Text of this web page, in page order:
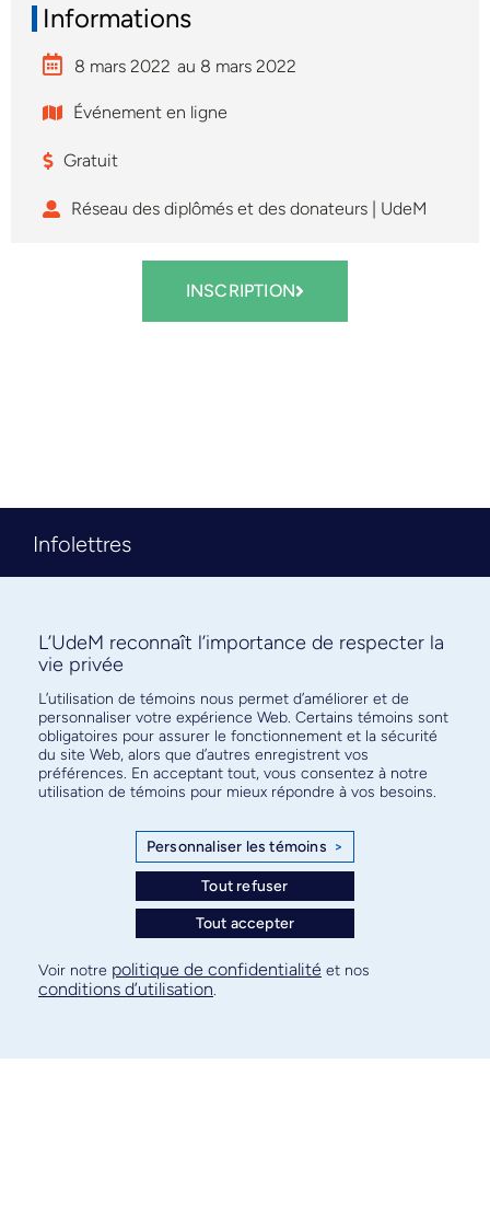
Informations
8 mars 2022 au 8 mars 2022
Événement en ligne
Gratuit
Réseau des diplômés et des donateurs | UdeM
INSCRIPTION
Infolettres
Prix & Distinctions
Nous joindre
English
Abonnez-vous à notre infolettre
pour connaître l’actualité facultaire
L’UdeM reconnaît l’importance de respecter la
vie privée
L’utilisation de témoins nous permet d’améliorer et de
personnaliser votre expérience Web. Certains témoins sont
obligatoires pour assurer le fonctionnement et la sécurité
du site Web, alors que d’autres enregistrent vos
préférences. En acceptant tout, vous consentez à notre
utilisation de témoins pour mieux répondre à vos besoins.
Personnaliser les témoins >
Tout refuser
Tout accepter
Voir notre politique de confidentialité et nos
conditions d’utilisation.